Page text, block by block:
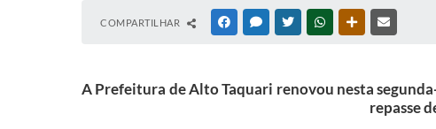
COMPARTILHAR FACEBOOKMESSENGER
TWITTERWHATSAPPOUTRAS MÍDIAS
A Prefeitura de Alto Taquari renovou nesta
repasse